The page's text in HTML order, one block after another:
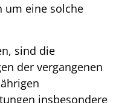
um eine solche
sind die
der vergangenen
insbesondere